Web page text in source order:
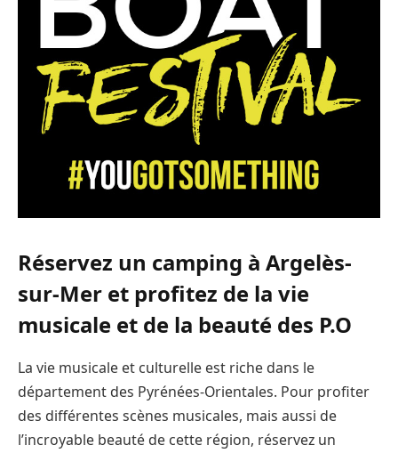
Réservez un camping à Argelès-
sur-Mer et profitez de la vie
musicale et de la beauté des P.O
La vie musicale et culturelle est riche dans le
département des Pyrénées-Orientales. Pour profiter
des différentes scènes musicales, mais aussi de
l’incroyable beauté de cette région, réservez un